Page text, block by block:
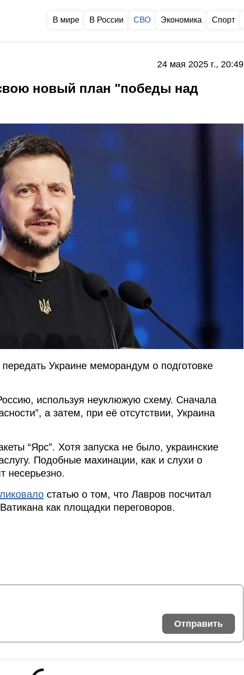
В мире В России СВО Экономика Спорт
24 мая 2025 г., 20:49
новый план "победы над
Украине меморандум о подготовке
используя неуклюжую схему. Сначала
а затем, при её отсутствии, Украина
“Ярс”. Хотя запуска не было, украинские
Подобные махинации, как и слухи о
несерьезно.
статью о том, что Лавров посчитал
как площадки переговоров.
Отправить